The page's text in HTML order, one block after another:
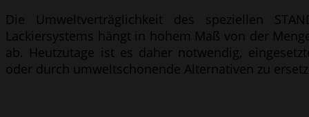
Die Umweltverträglichkeit des speziellen
Lackiersystems hängt in hohem Maß von der
ab. Heutzutage ist es daher notwendig,
oder durch umweltschonende Alternativen zu